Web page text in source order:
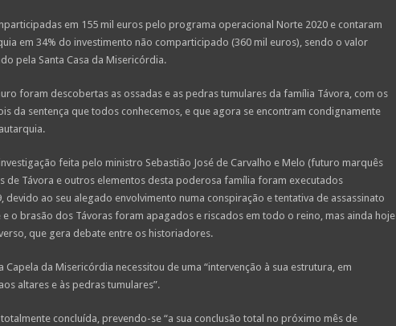
em 155 mil euros pelo programa operacional Norte 2020 e contaram
em 34% do investimento não comparticipado (360 mil euros), sendo o valor
pela Santa Casa da Misericórdia.
foram descobertas as ossadas e as pedras tumulares da família Távora, com os
da sentença que todos conhecemos, e que agora se encontram condignamente
feita pelo ministro Sebastião José de Carvalho e Melo (futuro marquês
de Távora e outros elementos desta poderosa família foram executados
devido ao seu alegado envolvimento numa conspiração e tentativa de assassinato
e o brasão dos Távoras foram apagados e riscados em todo o reino, mas ainda hoje
que gera debate entre os historiadores.
Capela da Misericórdia necessitou de uma “intervenção à sua estrutura, em
altares e às pedras tumulares”.
concluída, prevendo-se “a sua conclusão total no próximo mês de